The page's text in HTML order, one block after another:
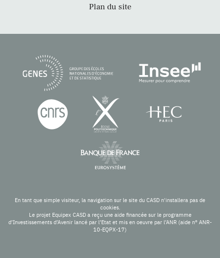
Plan du site
En tant que simple visiteur, la navigation sur le site du CASD n'installera pas de
cookies.
Le projet Equipex CASD a reçu une aide financée sur le programme
d’Investissements d’Avenir lancé par l’Etat et mis en oeuvre par l’ANR (aide n° ANR-
10-EQPX-17)